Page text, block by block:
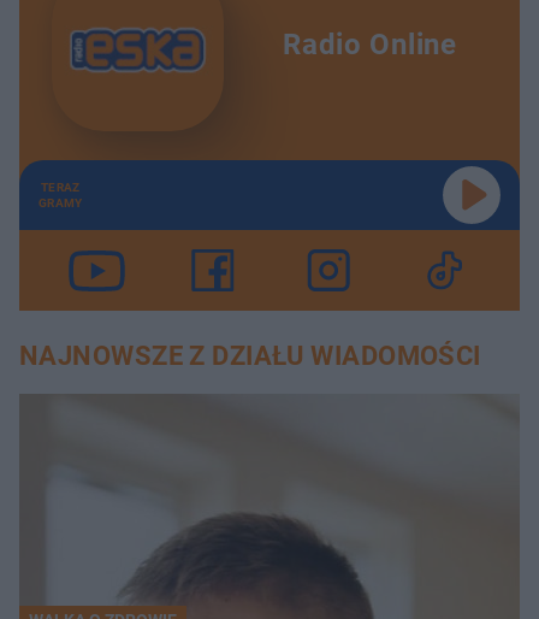
Radio Online
TERAZ
GRAMY
NAJNOWSZE Z DZIAŁU WIADOMOŚCI